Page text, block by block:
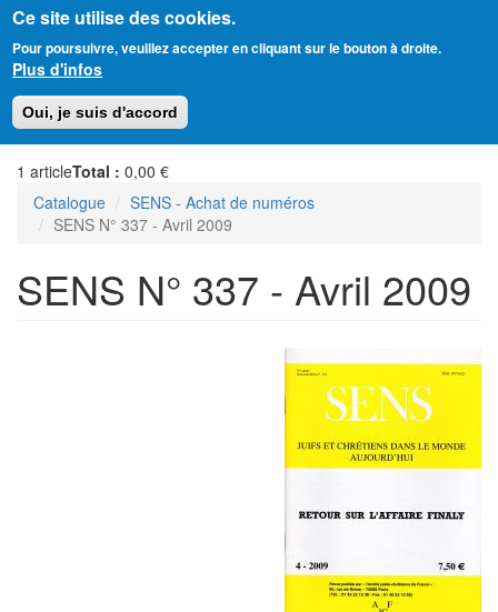
Ce site utilise des cookies.
Pour poursuivre, veuillez accepter en cliquant sur le bouton à droite.
Plus d'infos
Oui, je suis d'accord
au
contenu
principal
Amitié Judéo-Chrétienne de France
1 articleTotal : 0,00 €
Catalogue
SENS - Achat de numéros
SENS N° 337 - Avril 2009
SENS N° 337 - Avril 2009